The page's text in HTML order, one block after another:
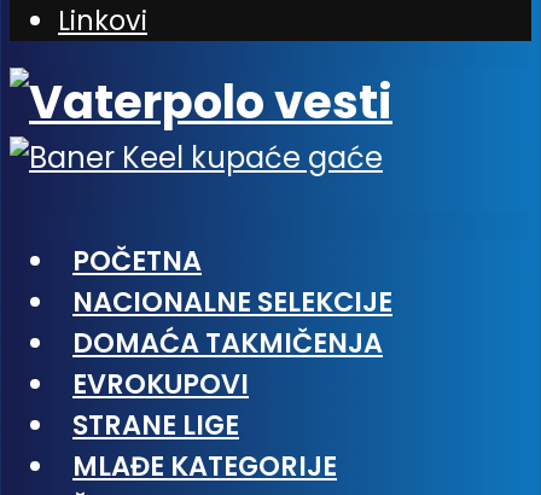
Linkovi
POČETNA
NACIONALNE SELEKCIJE
DOMAĆA TAKMIČENJA
EVROKUPOVI
STRANE LIGE
MLAĐE KATEGORIJE